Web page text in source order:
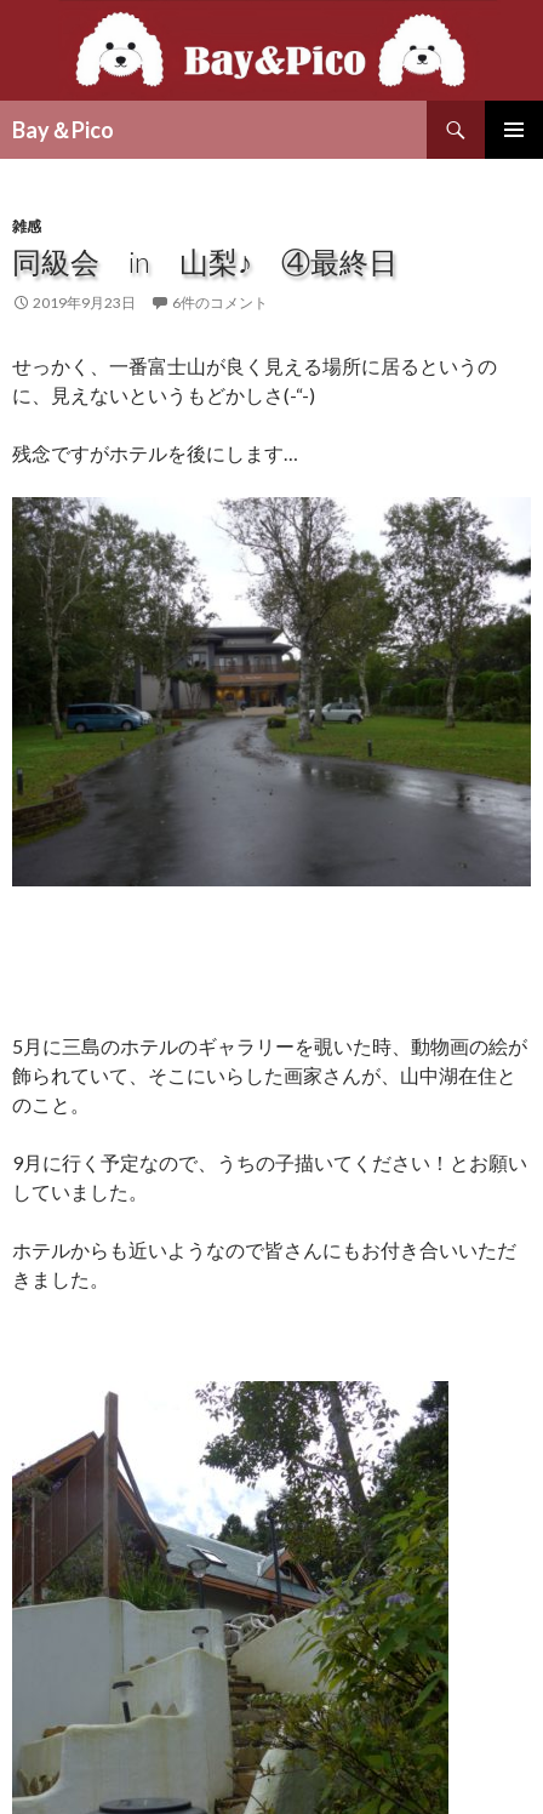
Bay＆Pico
索
ン
ツ
へ
ス
プ
雑感
同級会 in 山梨♪ ④最終日
2019年9月23日 6件のコメント
せっかく、一番富士山が良く見える場所に居るというの
に、見えないというもどかしさ(-“-)
残念ですがホテルを後にします…
5月に三島のホテルのギャラリーを覗いた時、動物画の絵が
飾られていて、そこにいらした画家さんが、山中湖在住と
のこと。
9月に行く予定なので、うちの子描いてください！とお願い
していました。
ホテルからも近いようなので皆さんにもお付き合いいただ
きました。